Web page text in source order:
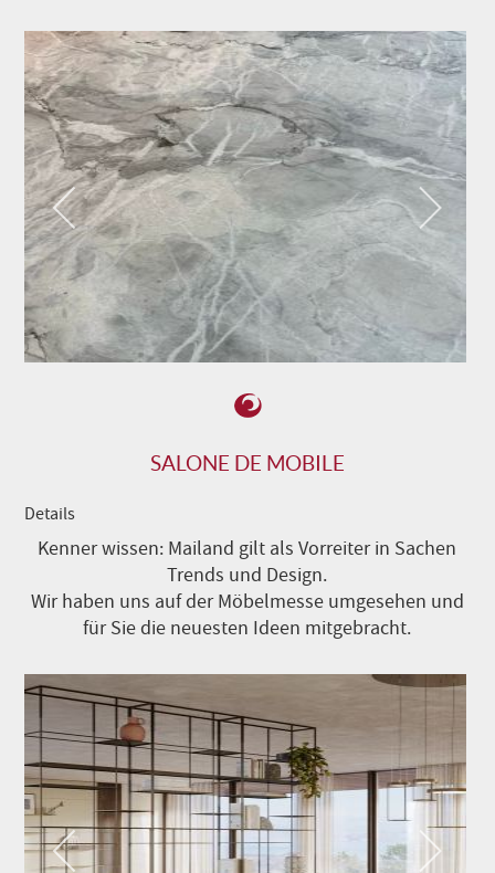
SALONE DE MOBILE
Details
Kenner wissen: Mailand gilt als Vorreiter in Sachen
Trends und Design.
Wir haben uns auf der Möbelmesse umgesehen und
für Sie die neuesten Ideen mitgebracht.